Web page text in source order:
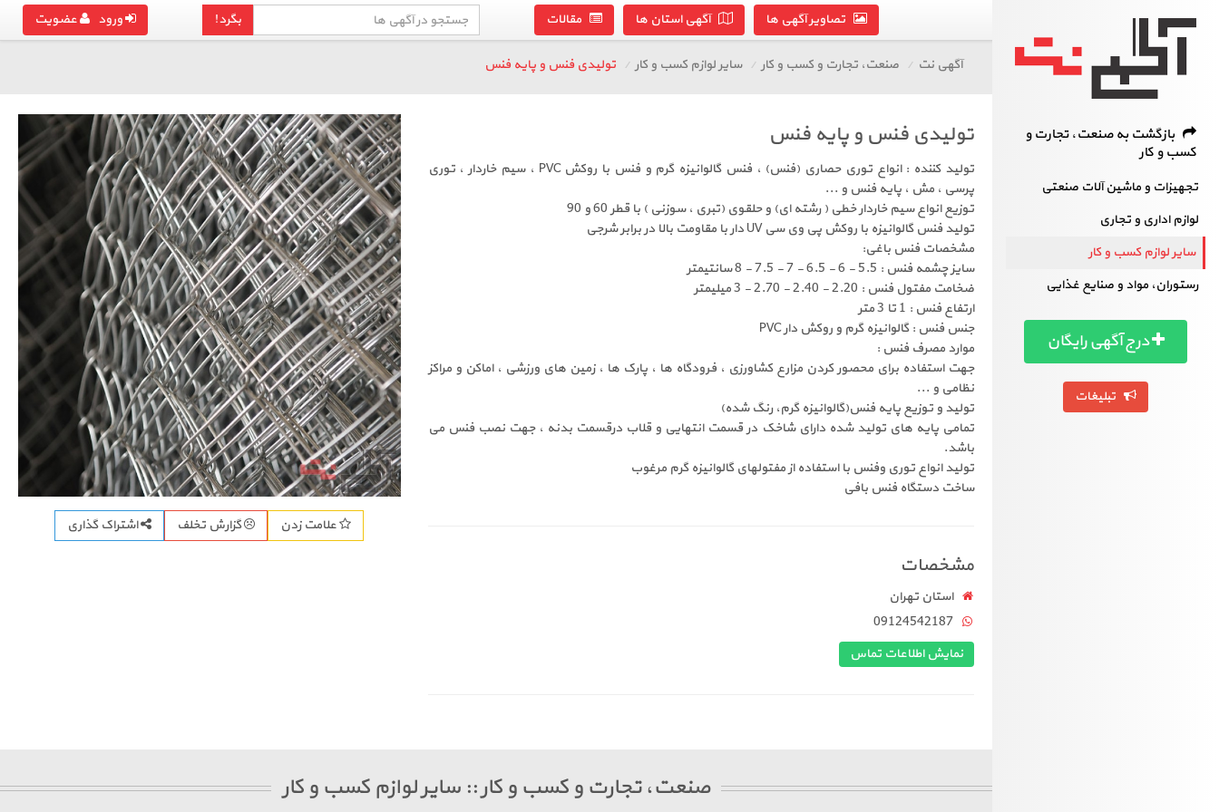
ورود عضویت بگرد! تصاویر آگهی ها آگهی استان ها مقالات
بازگشت به صنعت، تجارت و
کسب و کار
تجهیزات و ماشین آلات صنعتی
لوازم اداری و تجاری
سایر لوازم کسب و کار
رستوران، مواد و صنایع غذایی
درج آگهی رایگان
تبلیغات
آگهی نت صنعت، تجارت و کسب و کار سایر لوازم کسب و کار تولیدی فنس و پایه فنس
تولیدی فنس و پایه فنس
تولید کننده : انواع توری حصاری (فنس) ، فنس گالوانیزه گرم و فنس با روکش PVC ، سیم خاردار ، توری
پرسی ، مش ، پایه فنس و ...
‏توزیع انواع سیم خاردار خطی ( رشته ای) و حلقوی (تبری ، سوزنی ) با قطر 60 و 90
تولید فنس گالوانیزه با روکش پی وی سی UV دار با مقاومت بالا در برابر شرجی
مشخصات فنس باغی:
سایز چشمه فنس : 5.5 - 6 - 6.5 - 7 - 7.5 - 8 سانتیمتر
ضخامت مفتول فنس : 2.20 - 2.40 - 2.70 - 3 میلیمتر
ارتفاع فنس : 1 تا 3 متر
جنس فنس : گالوانیزه گرم و روکش دار PVC
موارد مصرف فنس :
جهت استفاده برای محصور کردن مزارع کشاورزی ، فرودگاه ها ، پارک ها ، زمین های ورزشی ، اماکن و مراکز
نظامی و ...
تولید و توزیع پایه فنس(گالوانیزه گرم، رنگ شده)
تمامی پایه های تولید شده دارای شاخک در قسمت انتهایی و قلاب درقسمت بدنه ، جهت نصب فنس می
باشد.
تولید انواع توری وفنس با استفاده از مفتولهای گالوانیزه گرم مرغوب
ساخت دستگاه فنس بافی
مشخصات
استان تهران
09124542187
نمایش اطلاعات تماس
علامت زدن گزارش تخلف اشتراک گذاری
صنعت، تجارت و کسب و کار :: سایر لوازم کسب و کار